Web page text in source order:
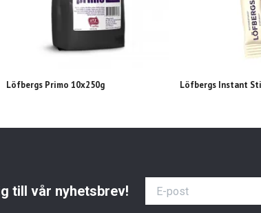
Löfbergs Primo 10x250g Löfbergs Instant
till vår nyhetsbrev!